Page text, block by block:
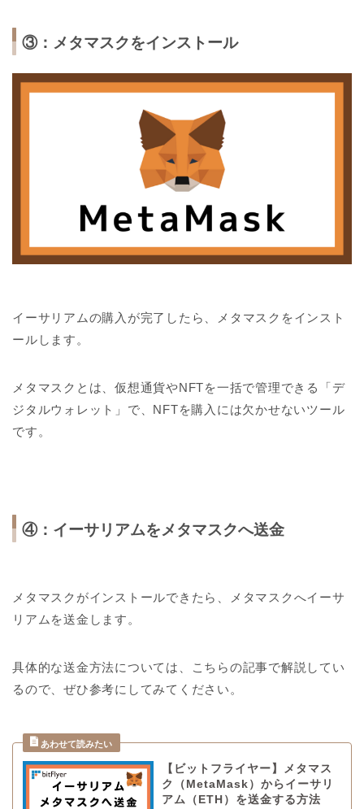
③：メタマスクをインストール
イーサリアムの購入が完了したら、メタマスクをインスト
ールします。
メタマスクとは、仮想通貨やNFTを一括で管理できる「デ
ジタルウォレット」で、NFTを購入には欠かせないツール
です。
④：イーサリアムをメタマスクへ送金
メタマスクがインストールできたら、メタマスクへイーサ
リアムを送金します。
具体的な送金方法については、こちらの記事で解説してい
るので、ぜひ参考にしてみてください。
【ビットフライヤー】メタマス
ク（MetaMask）からイーサリ
アム（ETH）を送金する方法